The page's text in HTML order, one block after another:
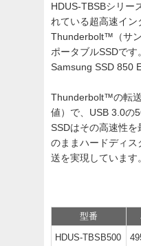
HDUS-TBSBシリー
れている超高速イン
Thunderbolt™（サ
ポータブルSSDで
Samsung SSD 850
Thunderbolt™の転
値）で、USB 3.0の
SSDはその高速性
のままハードディ
送を実現しています。
型番
HDUS-TBSB500